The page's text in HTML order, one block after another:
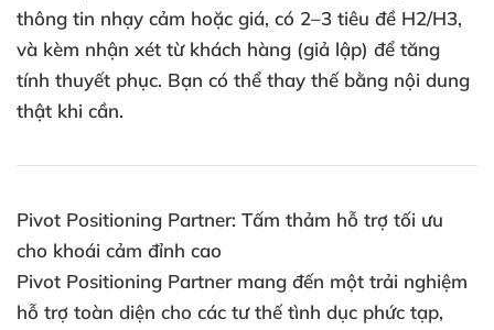
thông tin nhạy cảm hoặc giá, có 2–3 tiêu đề H2/H3,
và kèm nhận xét từ khách hàng (giả lập) để tăng
tính thuyết phục. Bạn có thể thay thế bằng nội dung
thật khi cần.
Pivot Positioning Partner: Tấm thảm hỗ trợ tối ưu
cho khoái cảm đỉnh cao
Pivot Positioning Partner mang đến một trải nghiệm
hỗ trợ toàn diện cho các tư thế tình dục phức tạp,